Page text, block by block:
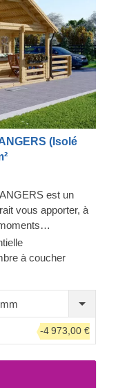
(Isolé
est un
vous apporter, à
et fiable, un
terrasse
comme maison
bâtiment !
à coucher
-4 973,00 €